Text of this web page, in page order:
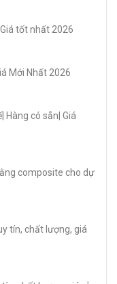
tốt nhất 2026
Mới Nhất 2026
Hàng có sẵn| Giá
composite cho dự
tín, chất lượng, giá